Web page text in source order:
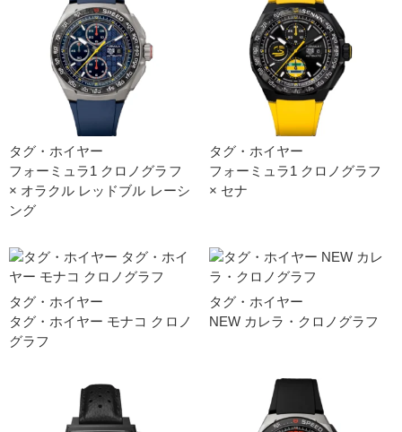
タグ・ホイヤー
フォーミュラ1 クロノグラフ
× オラクル レッドブル レーシ
ング
タグ・ホイヤー
フォーミュラ1 クロノグラフ
× セナ
タグ・ホイヤー
タグ・ホイヤー モナコ クロノ
グラフ
タグ・ホイヤー
NEW カレラ・クロノグラフ